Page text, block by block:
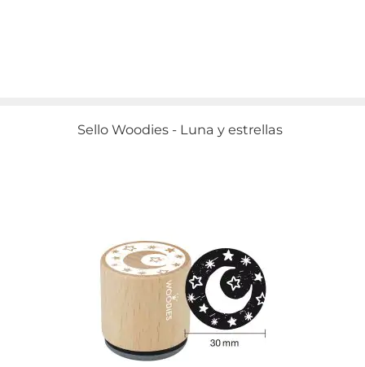
Sello Woodies - Luna y estrellas